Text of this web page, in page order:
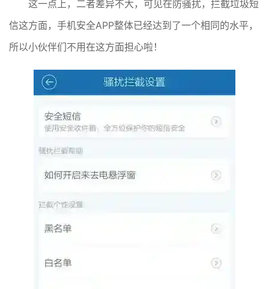
这一点上，二者差异不大，可见在防骚扰，拦截垃圾短
信这方面，手机安全APP整体已经达到了一个相同的水平，
所以小伙伴们不用在这方面担心啦！